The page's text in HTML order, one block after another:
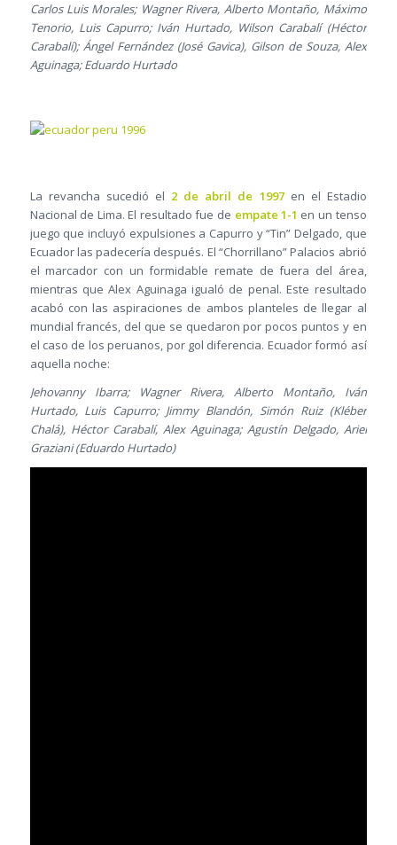
Carlos Luis Morales; Wagner Rivera, Alberto Montaño, Máximo
Tenorio, Luis Capurro; Iván Hurtado, Wilson Carabalí (Héctor
Carabalí); Ángel Fernández (José Gavica), Gilson de Souza, Alex
Aguinaga; Eduardo Hurtado
La revancha sucedió el 2 de abril de 1997en el Estadio
Nacional de Lima. El resultado fue de empate 1-1 en un tenso
juego que incluyó expulsiones a Capurro y “Tin” Delgado, que
Ecuador las padecería después. El “Chorrillano” Palacios abrió
el marcador con un formidable remate de fuera del área,
mientras que Alex Aguinaga igualó de penal. Este resultado
acabó con las aspiraciones de ambos planteles de llegar al
mundial francés, del que se quedaron por pocos puntos y en
el caso de los peruanos, por gol diferencia. Ecuador formó así
aquella noche:
Jehovanny Ibarra; Wagner Rivera, Alberto Montaño, Iván
Hurtado, Luis Capurro; Jimmy Blandón, Simón Ruiz (Kléber
Chalá), Héctor Carabalí, Alex Aguinaga; Agustín Delgado, Ariel
Graziani (Eduardo Hurtado)